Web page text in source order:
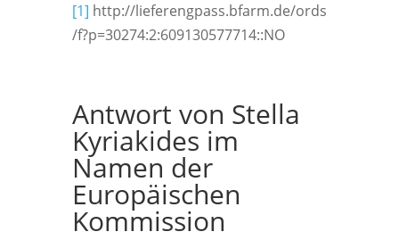
[1] http://lieferengpass.bfarm.de/ords
/f?p=30274:2:609130577714::NO
Antwort von Stella
Kyriakides im
Namen der
Europäischen
Kommission